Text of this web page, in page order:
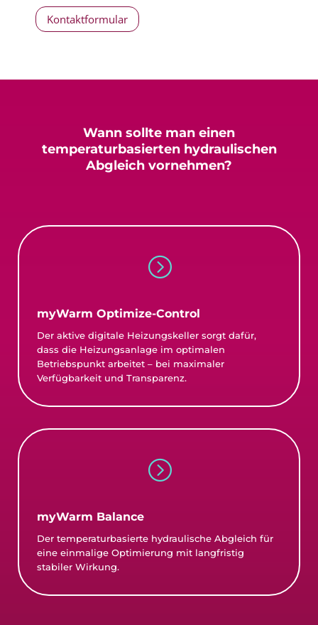
Kontaktformular
Wann sollte man einen
temperaturbasierten hydraulischen
Abgleich vornehmen?
=
myWarm Optimize-Control
Der aktive digitale Heizungskeller sorgt dafür,
dass die Heizungsanlage im optimalen
Betriebspunkt arbeitet – bei maximaler
Verfügbarkeit und Transparenz.
=
myWarm Balance
Der temperaturbasierte hydraulische Abgleich für
eine einmalige Optimierung mit langfristig
stabiler Wirkung.